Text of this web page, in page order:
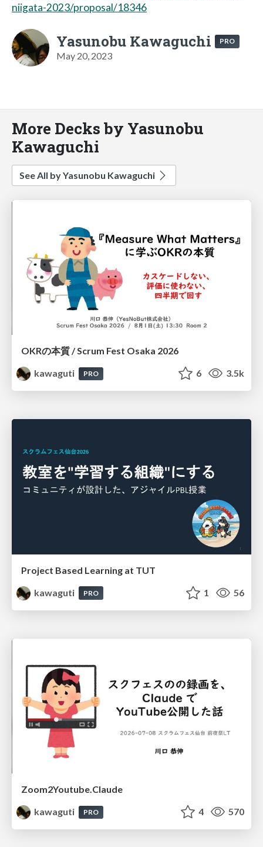
niigata-2023/proposal/18346
Yasunobu Kawaguchi PRO
May 20, 2023
More Decks by Yasunobu
Kawaguchi
See All by Yasunobu Kawaguchi
OKRの本質 / Scrum Fest Osaka 2026
kawaguti
PRO 6 3.5k
Project Based Learning at TUT
kawaguti
PRO 1 56
Zoom2Youtube.Claude
kawaguti
PRO 4 570